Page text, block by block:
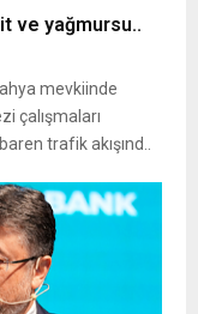
ve yağmursu..
mevkiinde
çalışmaları
trafik akışınd..